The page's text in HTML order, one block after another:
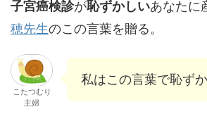
子宮癌検診が恥ずかしいあなたに
穂先生のこの言葉を贈る。
こたつむり
主婦
私はこの言葉で恥ず